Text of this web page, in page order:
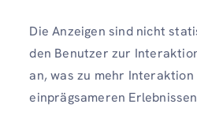
Die Anzeigen sind nicht
den Benutzer zur
an, was zu mehr Interaktion
einprägsameren